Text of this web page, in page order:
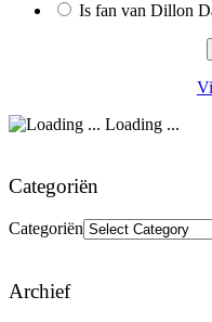
Is fan van Dillon
Loading ...
Categoriën
Categoriën
Archief